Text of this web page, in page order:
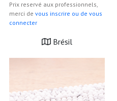
Prix reservé aux professionnels,
merci de vous inscrire ou de vous
connecter
Brésil